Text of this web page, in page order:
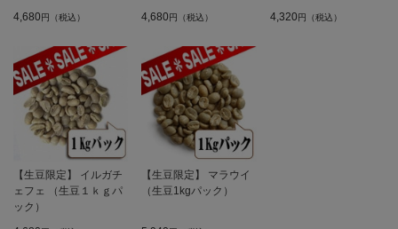
4,680円（税込）
4,680円（税込）
4,320円（税込）
【生豆限定】 イルガチ
ェフェ （生豆１ｋｇパ
ック）
【生豆限定】 マラウイ
（生豆1kgパック）